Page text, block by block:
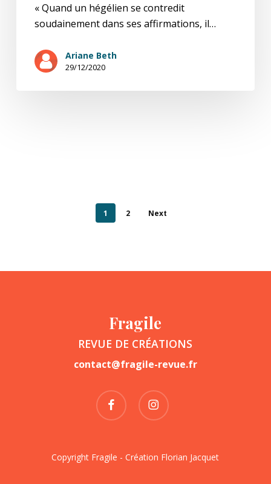
« Quand un hégélien se contredit
soudainement dans ses affirmations, il…
Ariane Beth
29/12/2020
1 2 Next
Fragile
REVUE DE CRÉATIONS
contact@fragile-revue.fr
facebook instagram
Copyright Fragile - Création Florian Jacquet